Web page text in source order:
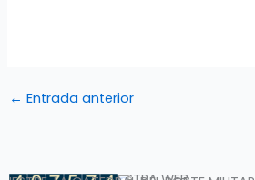
← Entrada anterior